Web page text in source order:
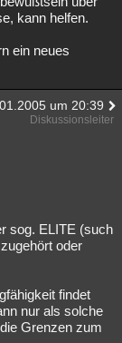
kann helfen.
ein neues
um 20:39
Diskussionsleiter
sog. ELITE (such
oder
findet
nur als solche
Grenzen zum